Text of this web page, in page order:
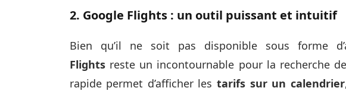
2. Google Flights : un outil puissant et intuitif
Bien qu’il ne soit pas disponible sous forme
Flightsreste un incontournable pour la recherche
rapide permet d’afficher les tarifs sur un calendrier